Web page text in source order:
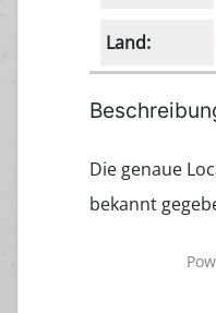
Land:
Die genaue
bekannt